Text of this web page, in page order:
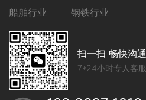
船舶行业
钢铁行业
扫一扫 畅快沟通
7*24小时专人客服